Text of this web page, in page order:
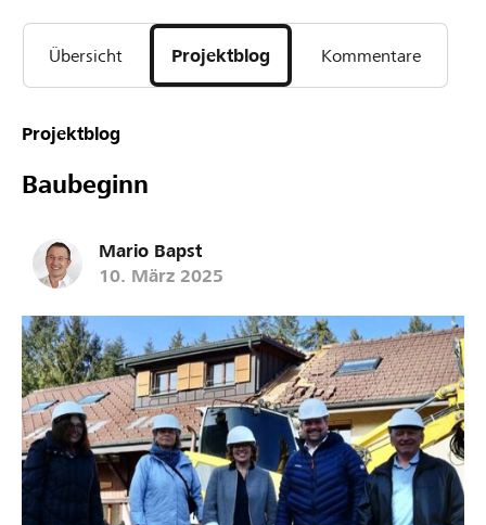
Übersicht Projektblog Kommentare
Projektblog
Baubeginn
Mario Bapst
10. März 2025